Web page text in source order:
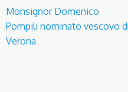
Monsignor Domenico
Pompili nominato vescovo
Verona